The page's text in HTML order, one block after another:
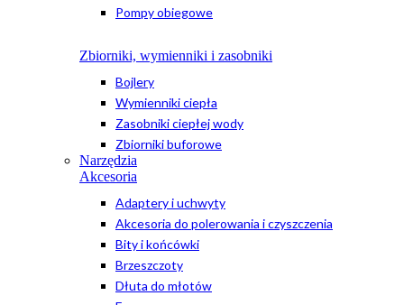
Pompy obiegowe
Zbiorniki, wymienniki i zasobniki
Bojlery
Wymienniki ciepła
Zasobniki ciepłej wody
Zbiorniki buforowe
Narzędzia
Akcesoria
Adaptery i uchwyty
Akcesoria do polerowania i czyszczenia
Bity i końcówki
Brzeszczoty
Dłuta do młotów